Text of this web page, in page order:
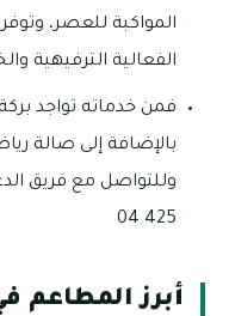
المواكبة للعصر،
الفعالية الترفيهية
فمن خدماته تواجد
بالإضافة إلى صالة
425 04
أبرز المطاعم